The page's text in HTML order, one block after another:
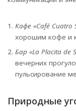
Кафе «Café Cuatro
хорошим кофе и
Бар «La Placita de
вечерних
пульсирование
Природные